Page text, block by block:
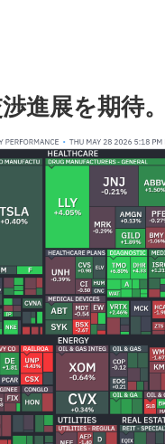
進展を期待。